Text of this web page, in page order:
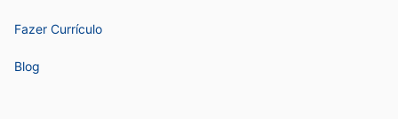
Fazer Currículo
Blog